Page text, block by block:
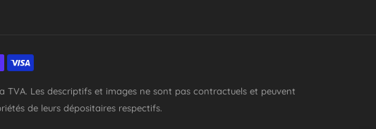
TVA. Les descriptifs et images ne sont pas contractuels et peuvent
de leurs dépositaires respectifs.